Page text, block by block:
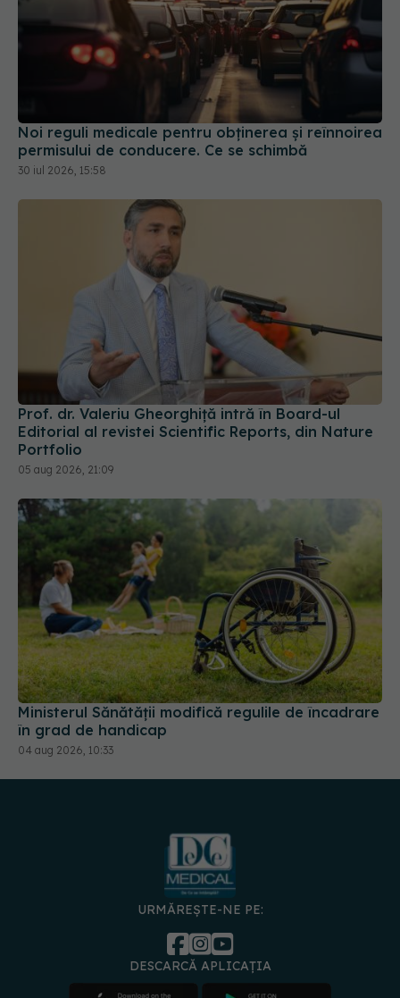
Noi reguli medicale pentru obținerea și reînnoirea
permisului de conducere. Ce se schimbă
30 iul 2026, 15:58
Prof. dr. Valeriu Gheorghiță intră în Board-ul
Editorial al revistei Scientific Reports, din Nature
Portfolio
05 aug 2026, 21:09
Ministerul Sănătății modifică regulile de încadrare
în grad de handicap
04 aug 2026, 10:33
URMĂREȘTE-NE PE:
DESCARCĂ APLICAȚIA